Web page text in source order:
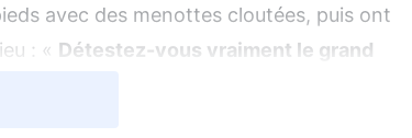
avec des menottes cloutées, puis ont
: « Détestez-vous vraiment le grand